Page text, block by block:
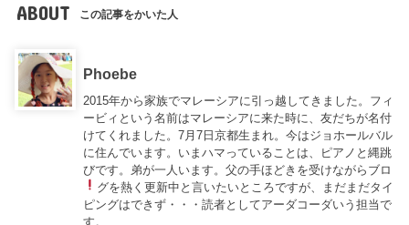
ABOUT この記事をかいた人
Phoebe
2015年から家族でマレーシアに引っ越してきました。フィ
ービィという名前はマレーシアに来た時に、友だちが名付
けてくれました。7月7日京都生まれ。今はジョホールバル
に住んでいます。いまハマっていることは、ピアノと縄跳
びです。弟が一人います。父の手ほどきを受けながらブロ
グを熱く更新中 と言いたいところですが、まだまだタイ
ピングはできず・・・読者としてアーダコーダいう担当で
す。